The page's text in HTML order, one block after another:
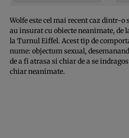
Wolfe este cel mai recent caz dintr-o
au insurat cu obiecte neanimate, de
la Turnul Eiffel. Acest tip de
nume: objectum sexual,
de a fi atrasa si chiar de a se
chiar neanimate.